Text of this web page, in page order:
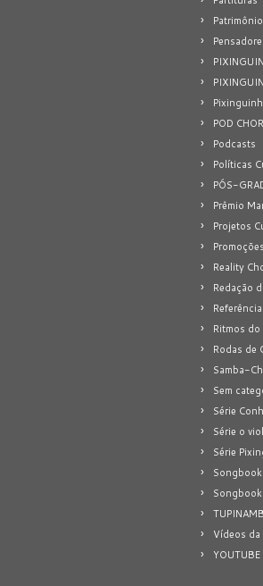
POD
Podcasts
Políticas
PÓS-
Prêmio
Projetos
Promoções
Reality
Redação
Ritmos do
Rodas de
Samba-
Sem
Série
Série o
Série
Vídeos
YOUTUBE